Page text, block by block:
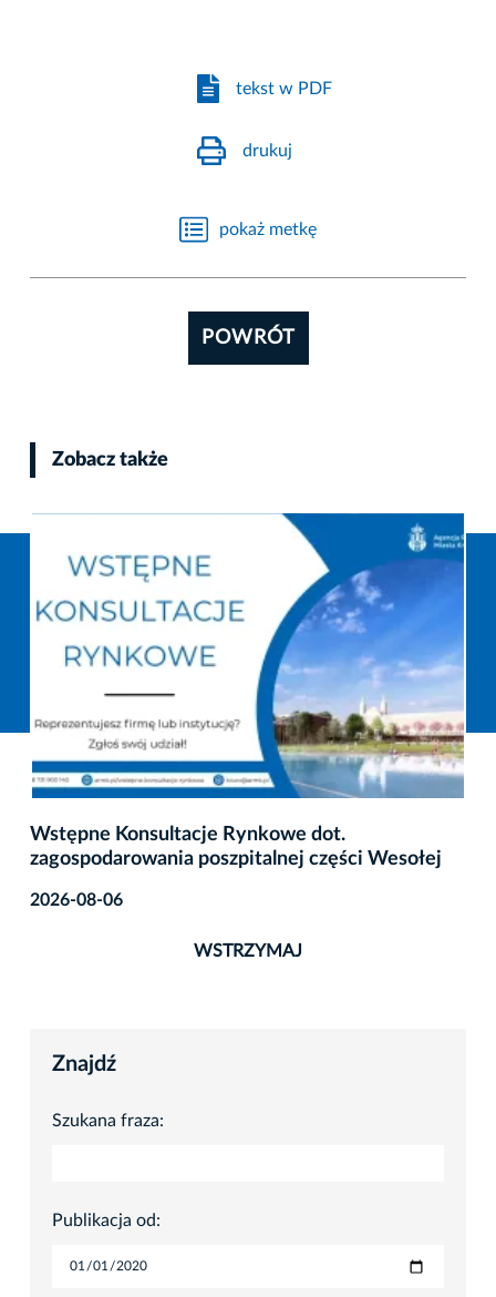
tekst w PDF
drukuj
pokaż metkę
POWRÓT
Zobacz także
Poczuj zapach lata i stwórz własny,
bukiet zielny
2026-08-04
WSTRZYMAJ
Znajdź
Szukana fraza:
Publikacja od: